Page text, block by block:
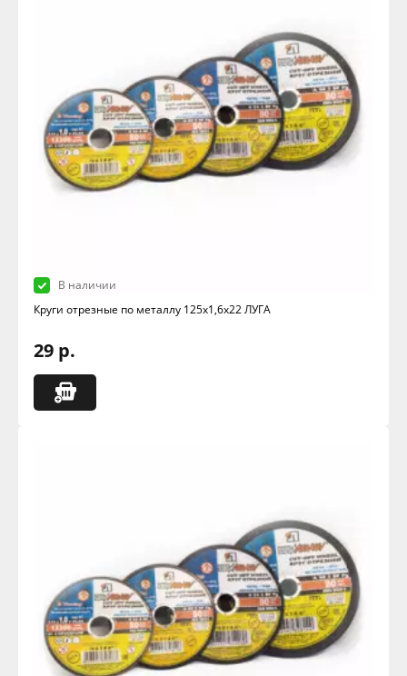
В наличии
Круги отрезные по металлу 125х1,6х22 ЛУГА
29 р.